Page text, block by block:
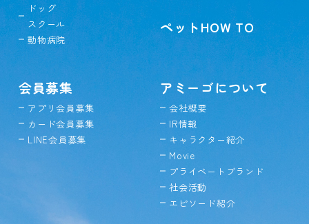
ドッグ
スクール
動物病院
ペットHOW TO
会員募集
アプリ会員募集
カード会員募集
LINE会員募集
アミーゴについて
会社概要
IR情報
キャラクター紹介
Movie
プライベートブランド
社会活動
エピソード紹介